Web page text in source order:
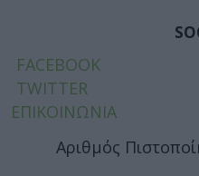
FACEBOOK
TWITTER
ΕΠΙΚΟΙΝΩΝΙΑ
Αριθμός